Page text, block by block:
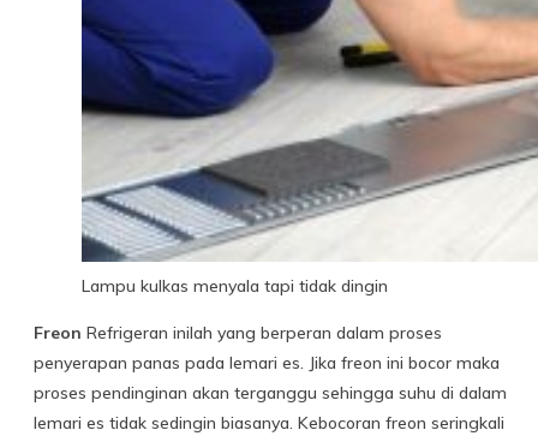
Lampu kulkas menyala tapi tidak dingin
Freon Refrigeran inilah yang berperan dalam proses
penyerapan panas pada lemari es. Jika freon ini bocor maka
proses pendinginan akan terganggu sehingga suhu di dalam
lemari es tidak sedingin biasanya. Kebocoran freon seringkali